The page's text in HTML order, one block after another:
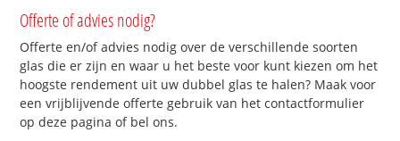
Offerte of advies nodig?
Offerte en/of advies nodig over de verschillende soorten
glas die er zijn en waar u het beste voor kunt kiezen om het
hoogste rendement uit uw dubbel glas te halen? Maak voor
een vrijblijvende offerte gebruik van het contactformulier
op deze pagina of bel ons.